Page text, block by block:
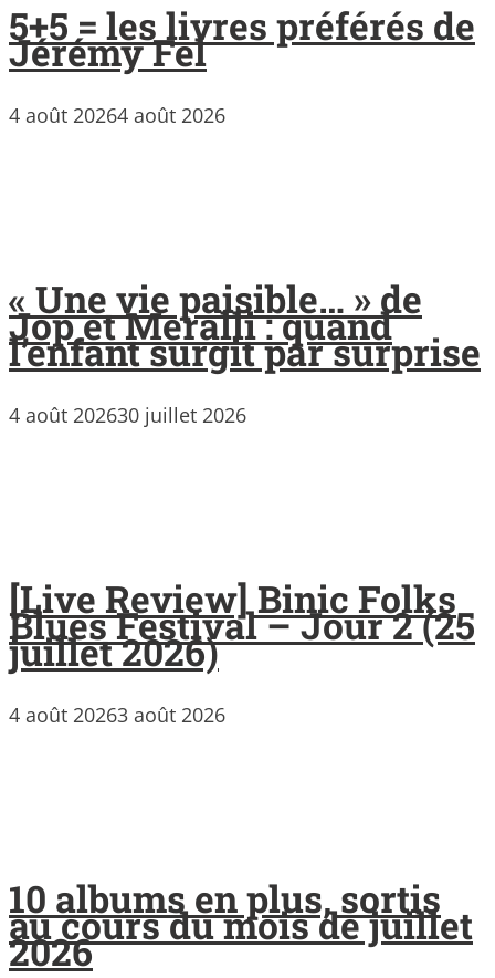
5+5 = les livres préférés de
Jérémy Fel
4 août 20264 août 2026
« Une vie paisible… » de
Jop et Meralli : quand
l’enfant surgit par surprise
4 août 202630 juillet 2026
[Live Review] Binic Folks
Blues Festival – Jour 2 (25
juillet 2026)
4 août 20263 août 2026
10 albums en plus, sortis
au cours du mois de juillet
2026